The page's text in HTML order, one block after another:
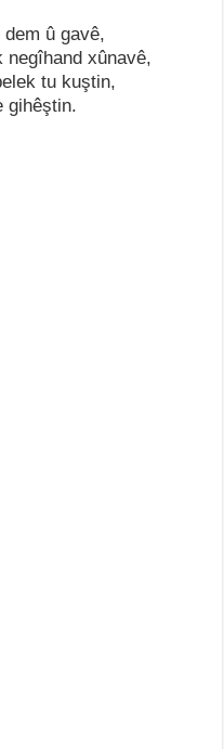
û gavê,
negîhand xûnavê,
tu kuştin,
gihêştin.